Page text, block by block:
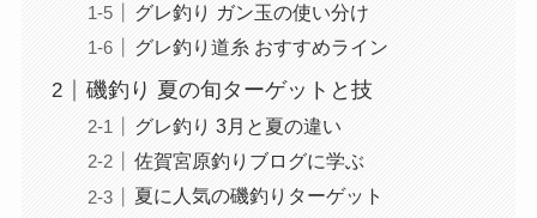
グレ釣り ガン玉の使い分け
グレ釣り道糸 おすすめライン
磯釣り 夏の旬ターゲットと技
グレ釣り 3月と夏の違い
佐賀宮原釣りブログに学ぶ
夏に人気の磯釣りターゲット